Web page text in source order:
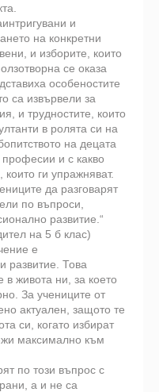
и
на конкретни
и изборите, които
се оказа
особеностите
са извървели за
и трудностите, които
в ролята си на
на децата
професии и с какво
ги упражняват.
да разговарят
по въпроси,
развитие.“
на 5 б клас)
е
развитие. Това
живота ни, за което
За учениците от
актуален, защото те
си, когато избират
максимално към
по този въпрос с
а и не са